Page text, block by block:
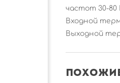
частот 30-80
Входной
Выходной